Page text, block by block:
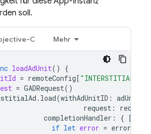
soll.
C Mehr
loadAdUnit()
{
= remoteConfig[
= GADRequest()
. load(withAdUnitID : adUnitId
request : request
completionHandler : { [
if let error = error